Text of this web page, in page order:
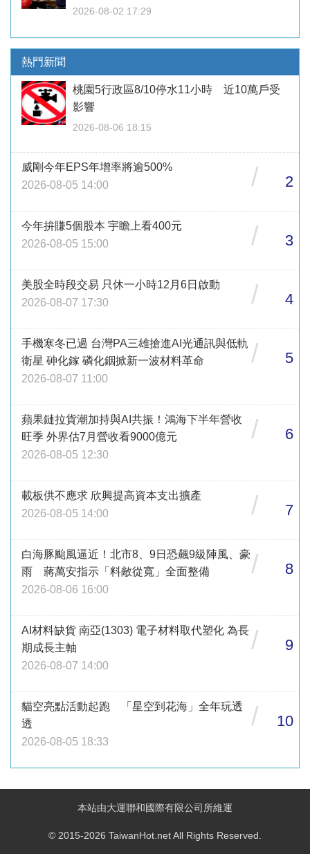
2026-08-02 17:29
熱門新聞
桃園5行政區8/10停水11小時 近10萬戶受
影響
2026-08-06 18:15
威剛今年EPS年增率將逾500%
2026-08-05 14:00
/ 2
今年拚賺5個股本 宇瞻上看400元
2026-08-05 15:00
/ 3
美股全時段交易 只休一小時12月6日啟動
2026-08-07 17:30
/ 4
手機寒冬已過 台灣PA三雄搶進AI光通訊與低軌
衛星 砷化鎵 磷化銦掀新一波材料革命
2026-08-07 11:00
/ 5
蘋果鏈拉貨潮加持與AI共振！鴻海下半年營收
旺季 外界估7月營收看9000億元
2026-08-05 12:30
/ 6
載板供不應求 欣興提高資本支出擴產
2026-08-05 14:00
/ 7
白海豚颱風逼近！北市8、9日恐飆9級陣風、豪
雨 蔣萬安指示「料敵從寬」全面整備
2026-08-06 16:00
/ 8
AI材料缺貨 南亞(1303) 電子材料取代塑化 為長
期成長主軸
2026-08-07 14:00
/ 9
貓空亮點活動起跑 「星空到花海」全年玩透
透
2026-08-05 18:33
/ 10
本站由大運聯和國際有限公司所維運
© 2015-2026 TaiwanHot.net All Rights Reserved.